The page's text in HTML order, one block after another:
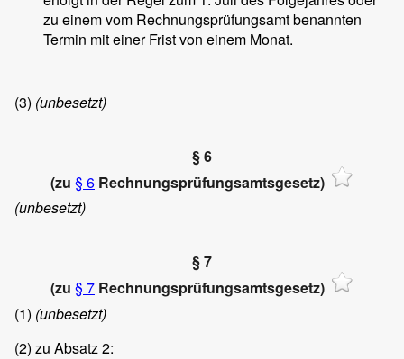
zu einem vom Rechnungsprüfungsamt benannten
Termin mit einer Frist von einem Monat.
(3) (unbesetzt)
§ 6
(zu § 6 Rechnungsprüfungsamtsgesetz)
(unbesetzt)
§ 7
(zu § 7 Rechnungsprüfungsamtsgesetz)
(1) (unbesetzt)
(2) zu Absatz 2: